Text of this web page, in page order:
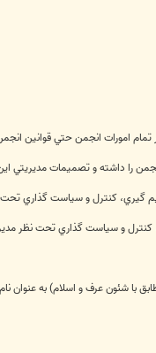
امورات انجمن حتي قوانين
را داشته و تصميمات مديريتي
کنترل و سياست گذاري تحت
و سياست گذاري تحت نظر مديريت
با شئون عرف و اسلام) به